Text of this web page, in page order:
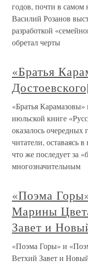
годов, почти в самом
Василий Розанов
разработкой
обретал черты
«Братья
«Братья Карамазовы»
июльской книге
оказалось очередных
читатели, оставаясь
что же последует за
многозначительным
«Поэма
Марины
Завет и
«Поэма Горы» и
Ветхий Завет и